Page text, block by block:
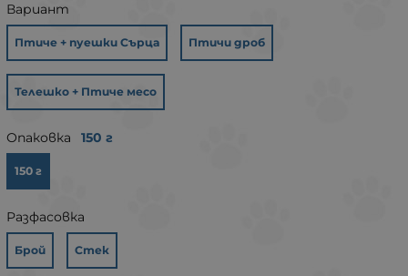
Вариант
Птиче + пуешки Сърца Птичи дроб
Телешко + Птиче месо
Опаковка 150 г
150 г
Разфасовка
Брой Стек